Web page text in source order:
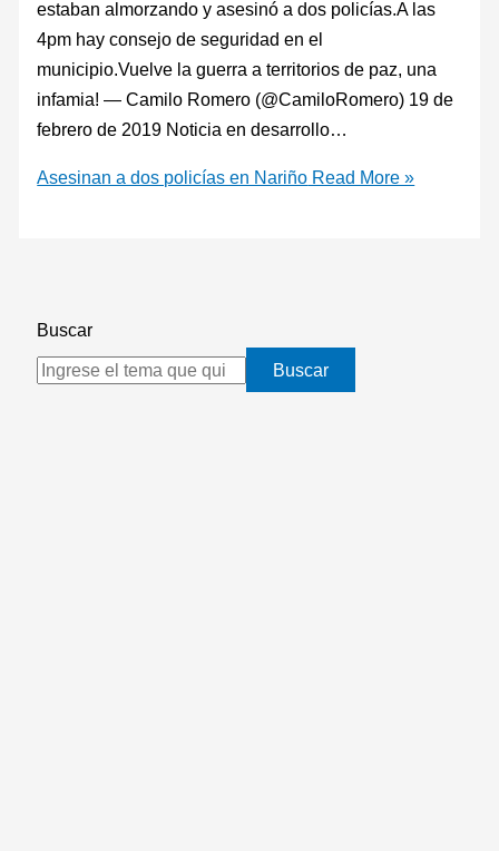
estaban almorzando y asesinó a dos policías.A las
4pm hay consejo de seguridad en el
municipio.Vuelve la guerra a territorios de paz, una
infamia! — Camilo Romero (@CamiloRomero) 19 de
febrero de 2019 Noticia en desarrollo…
Asesinan a dos policías en Nariño Read More »
Buscar
Buscar